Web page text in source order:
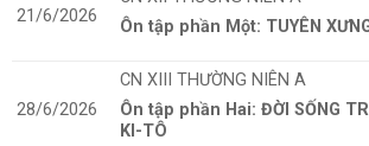
21/6/2026
Ôn tập phần Một: TUYÊN
28/6/2026
CN XIII THƯỜNG NIÊN A
Ôn tập phần Hai: ĐỜI SỐNG
KI-TÔ